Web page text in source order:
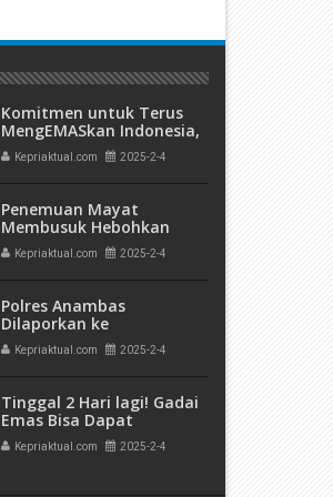
Komitmen untuk Terus
MengEMASkan Indonesia,
Pegadaian Cetak Laba Rp
5.85 Triliun Tahun 2024
Kepriaktual.com 2025-2-4
Penemuan Mayat
Membusuk Hebohkan
Warga
Kepriaktual.com 2025-2-4
Polres Anambas
Dilaporkan ke
Ombudsman Perwakilan
Kepri Terkait Dugaan
Penyidikan dan
Penyelidikan
Kepriaktual.com 2025-2-4
Tinggal 2 Hari lagi! Gadai
Emas Bisa Dapat
Goldback, Hanya Ada di
Pegadaian
Kepriaktual.com 2025-2-4